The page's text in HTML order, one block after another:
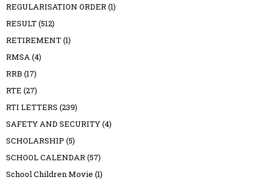
REGULARISATION ORDER(1)
RESULT(512)
RETIREMENT(1)
RMSA(4)
RRB (17)
RTE (27)
RTI LETTERS (239)
SAFETY AND SECURITY(4)
SCHOLARSHIP (5)
SCHOOL CALENDAR(57)
School Children Movie (1)